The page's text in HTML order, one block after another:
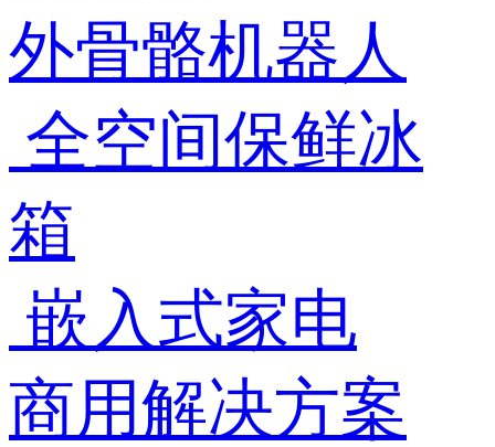
外骨骼机器人
全空间保鲜冰
箱
嵌入式家电
商用解决方案